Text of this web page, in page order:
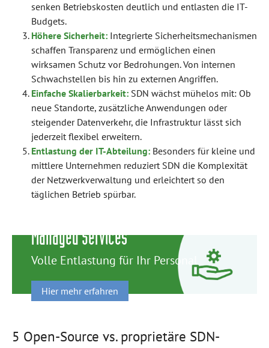
senken Betriebskosten deutlich und entlasten die IT-
Budgets.
Höhere Sicherheit: Integrierte Sicherheitsmechanismen
schaffen Transparenz und ermöglichen einen
wirksamen Schutz vor Bedrohungen. Von internen
Schwachstellen bis hin zu externen Angriffen.
Einfache Skalierbarkeit: SDN wächst mühelos mit: Ob
neue Standorte, zusätzliche Anwendungen oder
steigender Datenverkehr, die Infrastruktur lässt sich
jederzeit flexibel erweitern.
Entlastung der IT-Abteilung: Besonders für kleine und
mittlere Unternehmen reduziert SDN die Komplexität
der Netzwerkverwaltung und erleichtert so den
täglichen Betrieb spürbar.
Managed Services
Volle Entlastung für Ihr Personal
Hier mehr erfahren
5 Open-Source vs. proprietäre SDN-